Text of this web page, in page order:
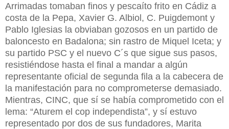
Arrimadas tomaban finos y pescaíto frito en Cádiz a
costa de la Pepa, Xavier G. Albiol, C. Puigdemont y
Pablo Iglesias la obviaban gozosos en un partido de
baloncesto en Badalona; sin rastro de Miquel Iceta; y
su partido PSC y el nuevo C´s que sigue sus pasos,
resistiéndose hasta el final a mandar a algún
representante oficial de segunda fila a la cabecera de
la manifestación para no comprometerse demasiado.
Mientras, CINC, que sí se había comprometido con el
lema: “Aturem el cop independista”, y sí estuvo
representado por dos de sus fundadores, Marita